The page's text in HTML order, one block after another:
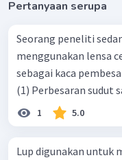
Pertanyaan serupa
Seorang peneliti
menggunakan lensa
sebagai kaca
(1) Perbesaran sudut
1 5.0
Lup digunakan untuk